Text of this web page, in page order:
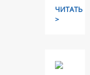
ЧИТАТЬ
>